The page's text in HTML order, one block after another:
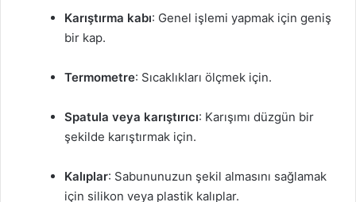
Karıştırma kabı: Genel işlemi yapmak için geniş
bir kap.
Termometre: Sıcaklıkları ölçmek için.
Spatula veya karıştırıcı: Karışımı düzgün bir
şekilde karıştırmak için.
Kalıplar: Sabununuzun şekil almasını sağlamak
için silikon veya plastik kalıplar.